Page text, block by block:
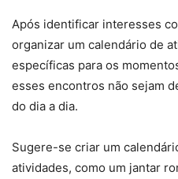
Após identificar interesses
organizar um calendário de
específicas para os
esses encontros não sejam
do dia a dia.
Sugere-se criar um
atividades, como um jantar